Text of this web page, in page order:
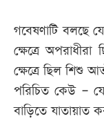
গবেষণাটি বলছে
ক্ষেত্রে
ক্ষেত্রে ছিল শিশু
পরিচিত কেউ ‒
বাড়িতে যাতায়াত